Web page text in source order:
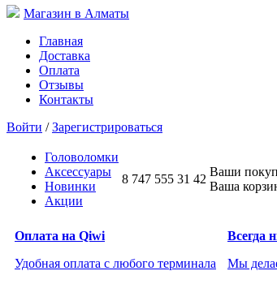
Магазин в Алматы
Главная
Доставка
Оплата
Отзывы
Контакты
Войти /Зарегистрироваться
Головоломки
Аксессуары
Новинки
Акции
8 747 555 31 42
Ваши
Ваша
Оплата на Qiwi
Удобная оплата с любого терминала
Всегда
Мы